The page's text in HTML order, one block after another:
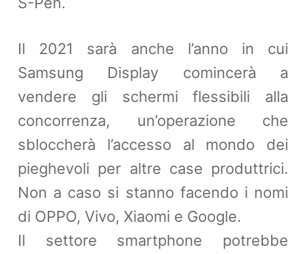
Il 2021 sarà anche l’anno in cui
Samsung Display comincerà a
vendere gli schermi flessibili alla
concorrenza, un’operazione che
sbloccherà l’accesso al mondo dei
pieghevoli per altre case produttrici.
Non a caso si stanno facendo i nomi
di OPPO, Vivo, Xiaomi e Google.
Il settore smartphone potrebbe